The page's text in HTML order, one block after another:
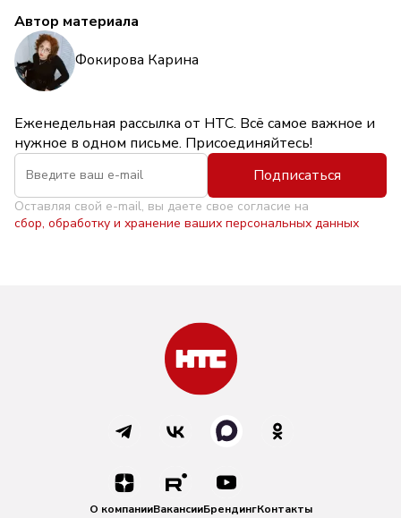
Автор материала
Фокирова Карина
Еженедельная рассылка от НТС. Всё самое важное и
нужное в одном письме. Присоединяйтесь!
Подписаться
Оставляя свой e-mail, вы даете свое согласие на
сбор, обработку и хранение ваших персональных данных
О компанииВакансииБрендингКонтакты